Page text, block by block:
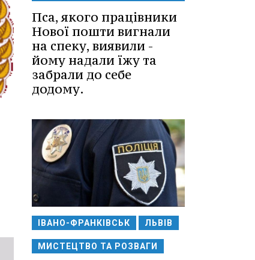
Пса, якого працівники
Нової пошти вигнали
на спеку, виявили -
йому надали їжу та
забрали до себе
додому.
ІВАНО-ФРАНКІВСЬК ЛЬВІВ
МИСТЕЦТВО ТА РОЗВАГИ